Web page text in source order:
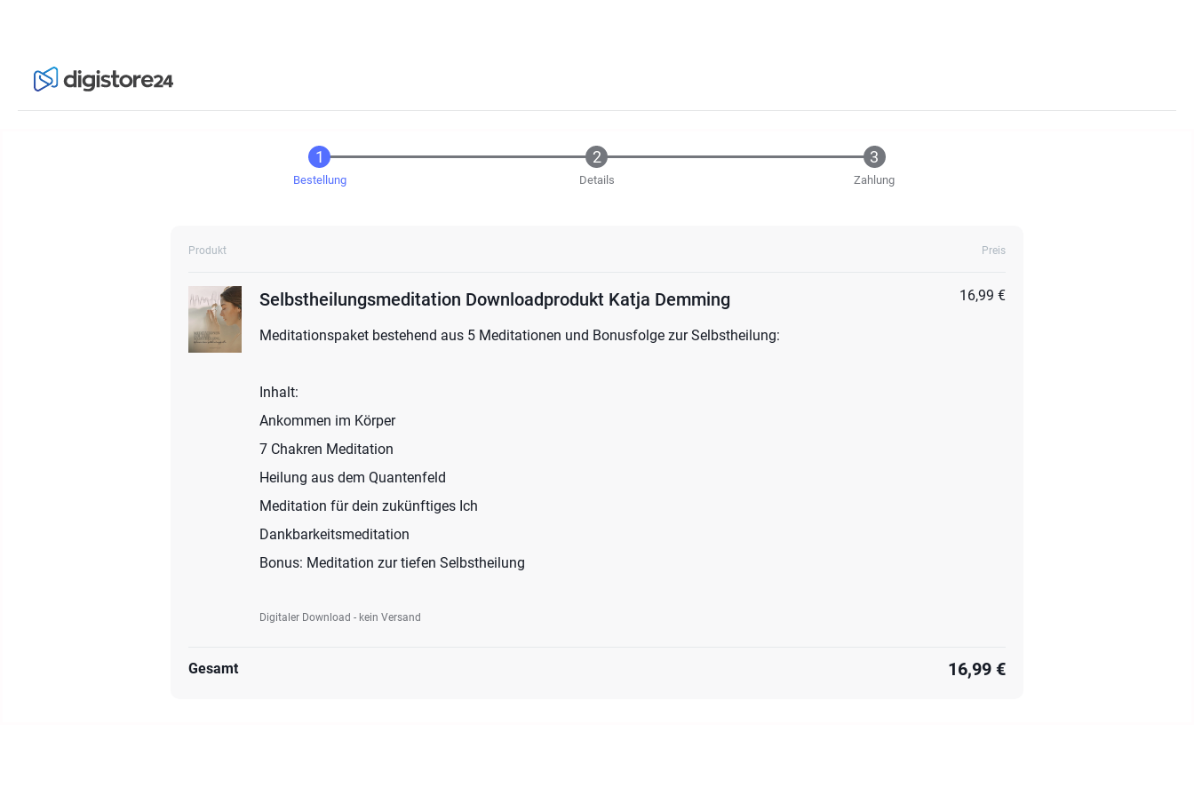
Bestellung Details Zahlung
Produkt Preis
Selbstheilungsmeditation Downloadprodukt Katja Demming
Meditationspaket bestehend aus 5 Meditationen und Bonusfolge zur Selbstheilung:
Inhalt:
Ankommen im Körper
7 Chakren Meditation
Heilung aus dem Quantenfeld
Meditation für dein zukünftiges Ich
Dankbarkeitsmeditation
Bonus: Meditation zur tiefen Selbstheilung
Digitaler Download - kein Versand
16,99 €
Gesamt 16,99 €